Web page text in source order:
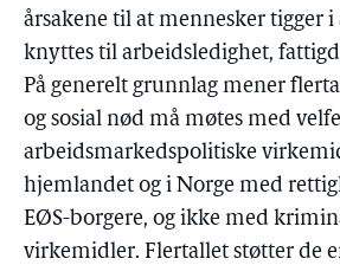
årsakene til at mennesker tigger
knyttes til arbeidsledighet,
På generelt grunnlag mener
og sosial nød må møtes med
arbeidsmarkedspolitiske
hjemlandet og i Norge med
EØS-borgere, og ikke med
virkemidler. Flertallet støtter de